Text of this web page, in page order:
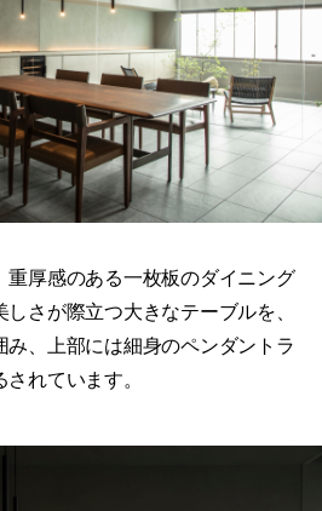
重厚感のある一枚板のダイニング
さが際立つ大きなテーブルを、
、上部には細身のペンダントラ
れています。